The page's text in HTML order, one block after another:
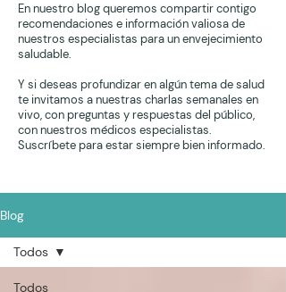
En nuestro blog queremos compartir contigo
recomendaciones e información valiosa de
nuestros especialistas para un envejecimiento
saludable.
Y si deseas profundizar en algún tema de salud
te invitamos a nuestras charlas semanales en
vivo, con preguntas y respuestas del público,
con nuestros médicos especialistas.
Suscríbete para estar siempre bien informado.
Blog
Todos
Todos